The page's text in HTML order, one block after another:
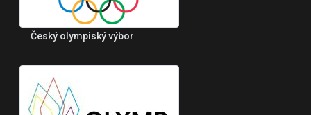
Český olympiský výbor